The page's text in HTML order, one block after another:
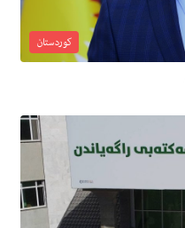
کوردستان